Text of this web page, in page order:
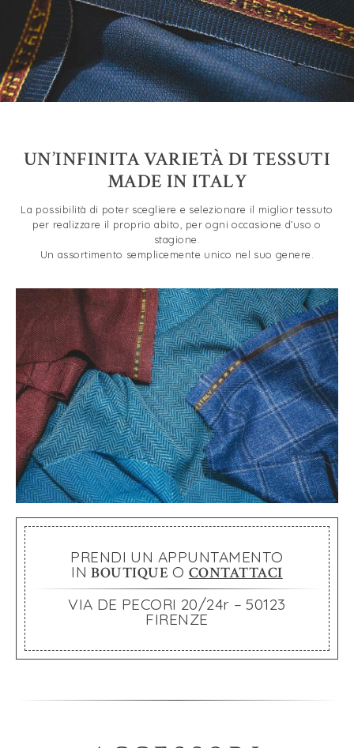
UN’INFINITA VARIETÀ DI TESSUTI
MADE IN ITALY
La possibilità di poter scegliere e selezionare il miglior tessuto
per realizzare il proprio abito, per ogni occasione d’uso o
stagione.
Un assortimento semplicemente unico nel suo genere.
PRENDI UN APPUNTAMENTO
INBOUTIQUE O CONTATTACI
VIA DE PECORI 20/24r – 50123
FIRENZE